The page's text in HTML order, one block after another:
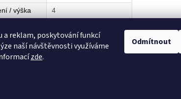
a reklam, poskytování funkcí
naší návštěvnosti využíváme
zde.
Odmítnout
/ výška
4
: CZ